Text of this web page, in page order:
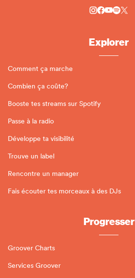
Explorer
Comment ça marche
Combien ça coûte?
Booste tes streams sur Spotify
Passe à la radio
Développe ta visibilité
Trouve un label
Rencontre un manager
Fais écouter tes morceaux à des DJs
Progresser
Groover Charts
Services Groover